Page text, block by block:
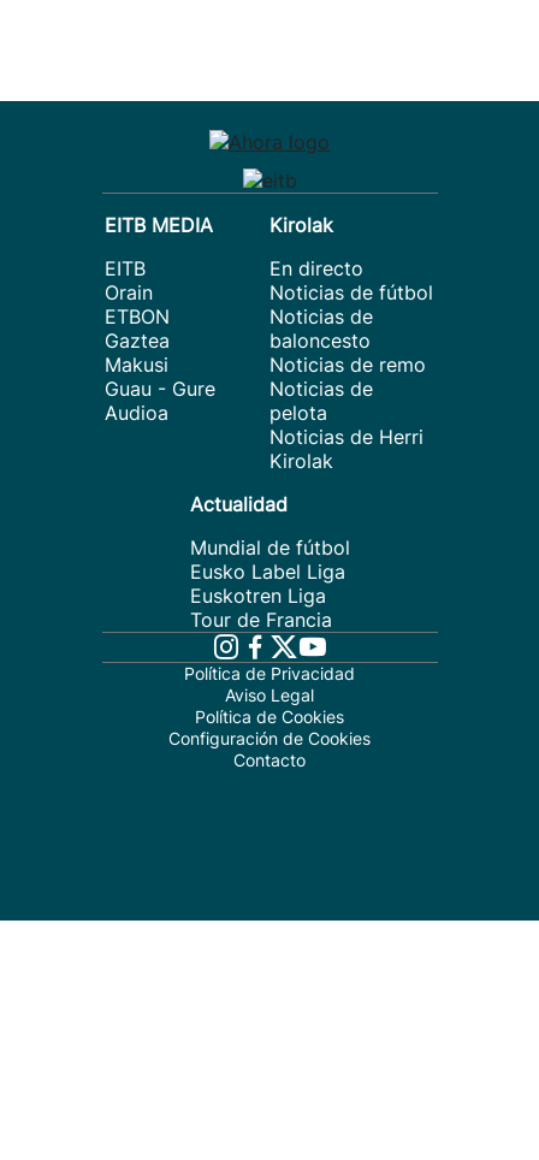
EITB MEDIA
EITB
Orain
ETBON
Gaztea
Makusi
Guau - Gure
Audioa
Kirolak
En directo
Noticias de fútbol
Noticias de
baloncesto
Noticias de remo
Noticias de
pelota
Noticias de Herri
Kirolak
Actualidad
Mundial de fútbol
Eusko Label Liga
Euskotren Liga
Tour de Francia
Política de Privacidad
Aviso Legal
Política de Cookies
Configuración de Cookies
Contacto